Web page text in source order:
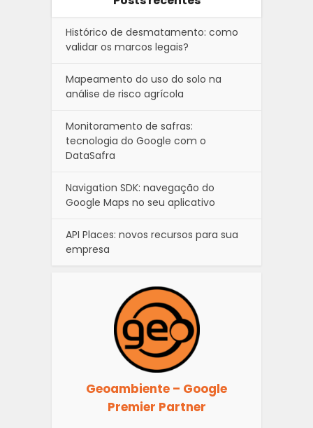
Histórico de desmatamento: como
validar os marcos legais?
Mapeamento do uso do solo na
análise de risco agrícola
Monitoramento de safras:
tecnologia do Google com o
DataSafra
Navigation SDK: navegação do
Google Maps no seu aplicativo
API Places: novos recursos para sua
empresa
Geoambiente – Google
Premier Partner